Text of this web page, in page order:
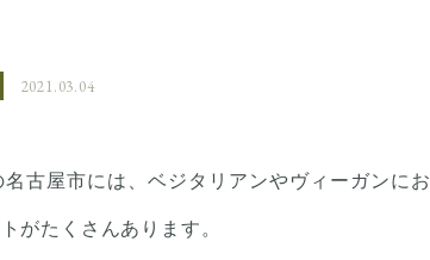
2021.03.04
古屋市には、ベジタリアンやヴィーガンにお
がたくさんあります。